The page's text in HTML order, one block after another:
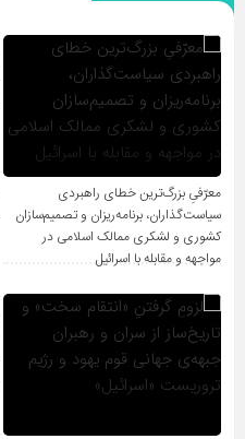
معرّفیِ بزرگ‌ترین خطای راهبردی
سیاست‌گذاران، برنامه‌ریزان و تصمیم‌سازان
کشوری و لشکری ممالک اسلامی در
مواجهه و مقابله با اسرائیل